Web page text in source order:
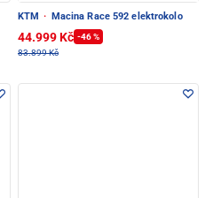
KTM · Macina Race 592 elektrokolo
44.999 Kč -46 %
83.899 Kč